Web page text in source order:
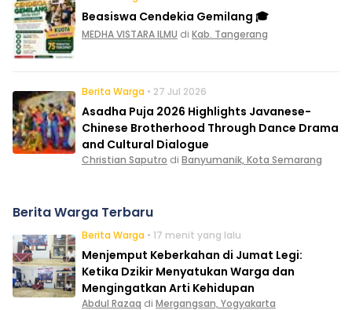
Beasiswa Cendekia Gemilang 🎓
MEDHA VISTARA ILMU di Kab. Tangerang
Berita Warga • 27 Jul 2026
Asadha Puja 2026 Highlights Javanese-
Chinese Brotherhood Through Dance Drama
and Cultural Dialogue
Christian Saputro di Banyumanik, Kota Semarang
Berita Warga Terbaru
Berita Warga • 17 menit yang lalu
Menjemput Keberkahan di Jumat Legi:
Ketika Dzikir Menyatukan Warga dan
Mengingatkan Arti Kehidupan
Abdul Razaq di Mergangsan, Yogyakarta